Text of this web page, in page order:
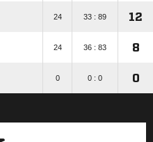
24 33 : 89 12
24 36 : 83 8
0 0 : 0 0